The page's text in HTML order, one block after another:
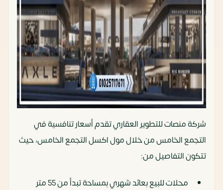
شركة منصات للتطوير العقاري تقدم أسعار تنافسية في
التجمع الخامس من خلال مول اكسل التجمع الخامس، حيث
تتكون التفاصيل من:
محلات للبيع بعائد شهري بمساحة تبدأ من 55 متر